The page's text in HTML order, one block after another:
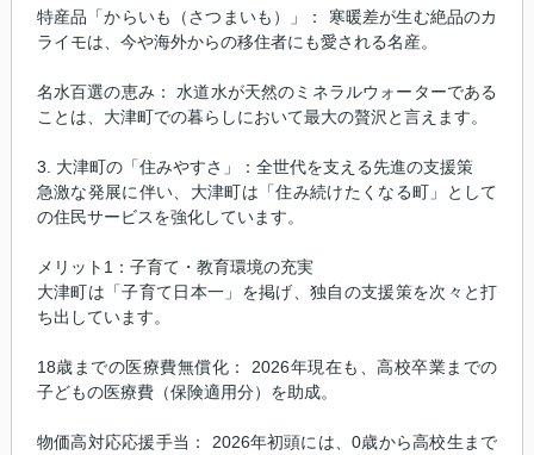
特産品「からいも（さつまいも）」： 寒暖差が生む絶品のカ
ライモは、今や海外からの移住者にも愛される名産。
名水百選の恵み： 水道水が天然のミネラルウォーターである
ことは、大津町での暮らしにおいて最大の贅沢と言えます。
3. 大津町の「住みやすさ」：全世代を支える先進の支援策
急激な発展に伴い、大津町は「住み続けたくなる町」として
の住民サービスを強化しています。
メリット1：子育て・教育環境の充実
大津町は「子育て日本一」を掲げ、独自の支援策を次々と打
ち出しています。
18歳までの医療費無償化： 2026年現在も、高校卒業までの
子どもの医療費（保険適用分）を助成。
物価高対応応援手当： 2026年初頭には、0歳から高校生まで